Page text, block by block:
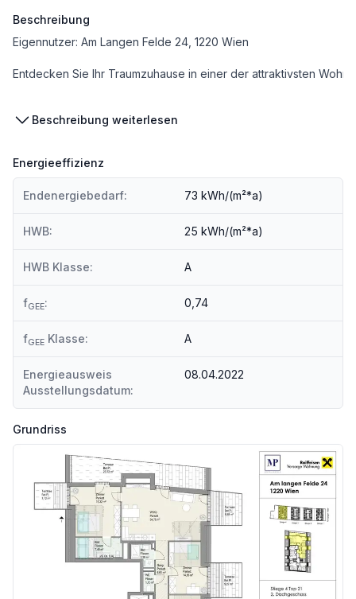
Beschreibung
Eigennutzer: Am Langen Felde 24, 1220 Wien
Entdecken Sie Ihr Traumzuhause in einer der attraktivsten
Direkt an der Schnittstelle zwischen der belebten Stadt und
Die optimale Verkehrsanbindung durch die U-Bahn Linie U1,
Nachhaltiges Wohnen:
Die ausgewiesenen Preise verstehen sich als
Dieses Projekt bietet eine einmalige Gelegenheit
Beschreibung weiterlesen
Energieeffizienz
Endenergiebedarf: 73 kWh/(m²*a)
HWB: 25 kWh/(m²*a)
HWB Klasse: A
fGEE: 0,74
fGEE Klasse: A
Energieausweis
Ausstellungsdatum:
08.04.2022
Grundriss